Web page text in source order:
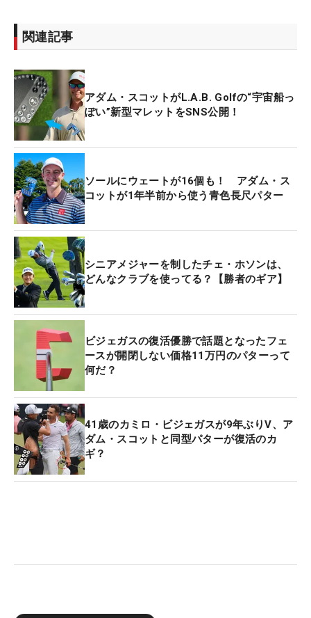
関連記事
アダム・スコットがL.A.B. Golfの“宇宙船っ
ぽい”新型マレットをSNS公開！
ソールにウェートが16個も！ アダム・ス
コットが1年半前から使う青色長尺パター
シニアメジャーを制したチェ・ホソンは、
どんなクラブを使ってる？【勝者のギア】
ビジェガスの復活優勝で話題となったフェ
ースが開閉しない価格11万円のパターって
何だ？
41歳のカミロ・ビジェガスが9年ぶりV、ア
ダム・スコットと同型パターが復活のカ
ギ？